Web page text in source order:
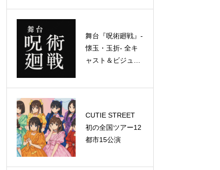
舞台『呪術廻戦』-
懐玉・玉折- 全キ
ャスト＆ビジュア
CUTIE STREET
初の全国ツアー12
都市15公演